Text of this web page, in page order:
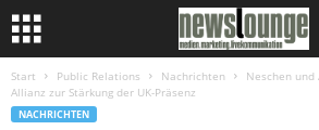
Start Public Relations Nachrichten
Neschen und
Allianz zur Stärkung der UK-Präsenz
NACHRICHTEN